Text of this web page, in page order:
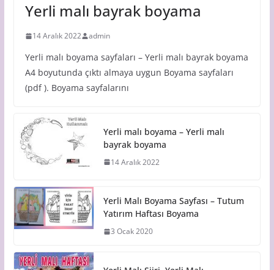
Yerli malı bayrak boyama
14 Aralık 2022 admin
Yerli malı boyama sayfaları – Yerli malı bayrak boyama
A4 boyutunda çıktı almaya uygun Boyama sayfaları
(pdf ). Boyama sayfalarını
Yerli malı boyama – Yerli malı
bayrak boyama
14 Aralık 2022
Yerli Malı Boyama Sayfası – Tutum
Yatırım Haftası Boyama
3 Ocak 2020